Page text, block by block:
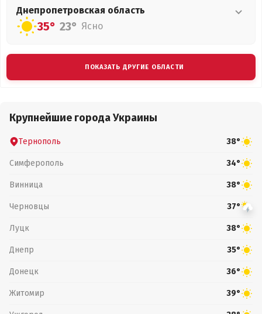
Днепропетровская область
35° 23° Ясно
ПОКАЗАТЬ ДРУГИЕ ОБЛАСТИ
Крупнейшие города Украины
Тернополь 38°
Симферополь 34°
Винница 38°
Черновцы 37°
Луцк 38°
Днепр 35°
Донецк 36°
Житомир 39°